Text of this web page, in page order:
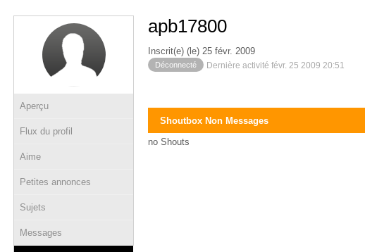
Aperçu
Flux du profil
Aime
Petites annonces
Sujets
Messages
apb17800
Inscrit(e) (le) 25 févr. 2009
Déconnecté Dernière activité févr. 25 2009 20:51
Shoutbox Non Messages
no Shouts